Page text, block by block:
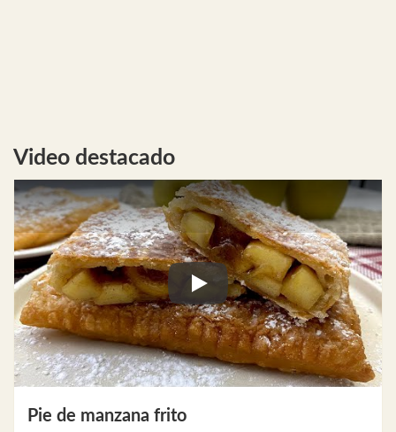
Video destacado
Play
Pie de manzana frito